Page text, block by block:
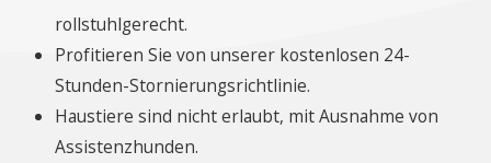
rollstuhlgerecht.
Profitieren Sie von unserer kostenlosen 24-
Stunden-Stornierungsrichtlinie.
Haustiere sind nicht erlaubt, mit Ausnahme von
Assistenzhunden.